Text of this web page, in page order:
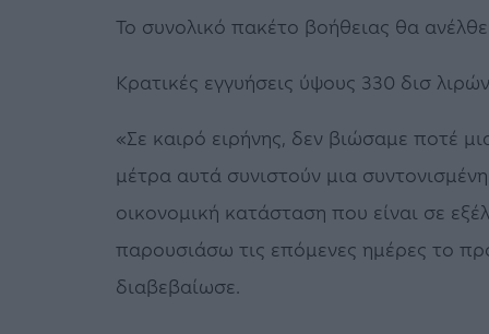
Το συνολικό πακέτο βοήθειας θα
Κρατικές εγγυήσεις ύψους 330 δισ λιρών
«Σε καιρό ειρήνης, δεν βιώσαμε ποτέ
μέτρα αυτά συνιστούν μια
οικονομική κατάσταση που είναι σε
παρουσιάσω τις επόμενες ημέρες το
διαβεβαίωσε.